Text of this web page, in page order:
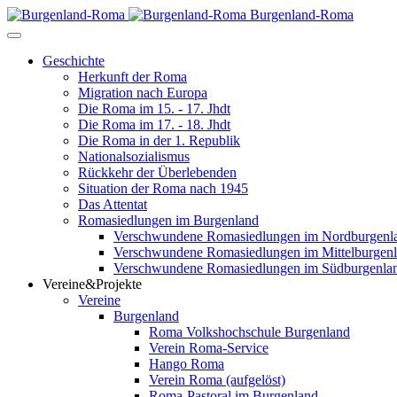
Burgenland-Roma
Geschichte
Herkunft der Roma
Migration nach Europa
Die Roma im 15. - 17. Jhdt
Die Roma im 17. - 18. Jhdt
Die Roma in der 1. Republik
Nationalsozialismus
Rückkehr der Überlebenden
Situation der Roma nach 1945
Das Attentat
Romasiedlungen im Burgenland
Verschwundene Romasiedlungen im
Verschwundene Romasiedlungen im
Verschwundene Romasiedlungen im
Vereine&Projekte
Vereine
Burgenland
Roma Volkshochschule Burgenland
Verein Roma-Service
Hango Roma
Verein Roma (aufgelöst)